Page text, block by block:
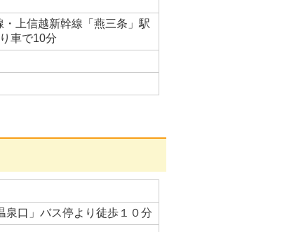
・上信越新幹線「燕三条」駅
車で10分
泉口」バス停より徒歩１０分